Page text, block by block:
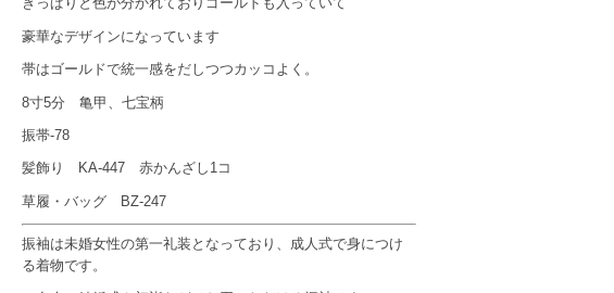
豪華なデザインになっています
帯はゴールドで統一感をだしつつカッコよく。
8寸5分 亀甲、七宝柄
振帯-78
髪飾り KA-447 赤かんざし1コ
草履・バッグ BZ-247
振袖は未婚女性の第一礼装となっており、成人式で身につけ
る着物です。